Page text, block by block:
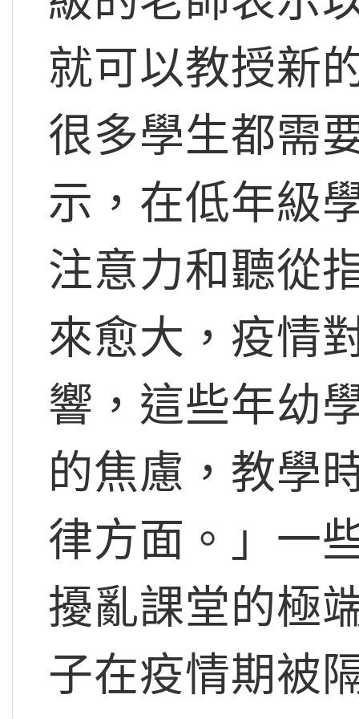
就可以教授新
很多學生都需
示，在低年級
注意力和聽從
來愈大，疫情
響，這些年幼
的焦慮，教學
律方面。」一
擾亂課堂的極
子在疫情期被